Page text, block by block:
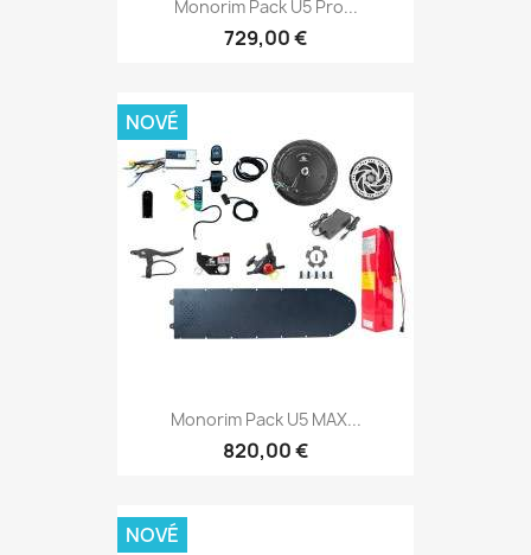
Monorim Pack U5 Pro...
729,00 €
Monorim Pack U5 MAX...
820,00 €
NOVÉ
NOVÉ